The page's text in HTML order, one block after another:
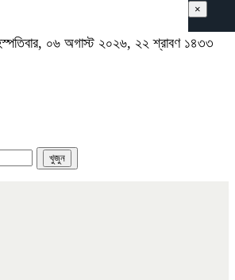
০৬ অগাস্ট ২০২৬, ২২ শ্রাবণ ১৪৩৩
×